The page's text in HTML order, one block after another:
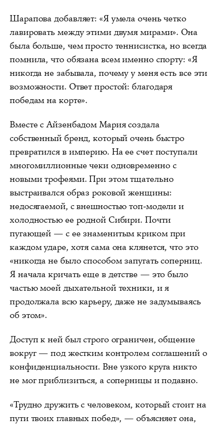
Шарапова добавляет: «Я умела очень четко
лавировать между этими двумя мирами». Она
была больше, чем просто теннисистка, но всегда
помнила, что обязана всем именно спорту: «Я
никогда не забывала, почему у меня есть все эти
возможности. Ответ простой: благодаря
победам на корте».
Вместе с Айзенбадом Мария создала
собственный бренд, который очень быстро
превратился в империю. На ее счет поступали
многомиллионные чеки одновременно с
новыми трофеями. При этом тщательно
выстраивался образ роковой женщины:
недосягаемой, с внешностью топ-модели и
холодностью ее родной Сибири. Почти
пугающей — с ее знаменитым криком при
каждом ударе, хотя сама она клянется, что это
«никогда не было способом запугать соперниц.
Я начала кричать еще в детстве — это было
частью моей дыхательной техники, и я
продолжала всю карьеру, даже не задумываясь
об этом».
Доступ к ней был строго ограничен, общение
вокруг — под жестким контролем соглашений о
конфиденциальности. Вне узкого круга никто
не мог приблизиться, а соперницы и подавно.
«Трудно дружить с человеком, который стоит на
пути твоих главных побед», — объясняет она,